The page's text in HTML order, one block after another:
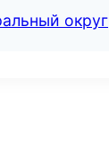
округ